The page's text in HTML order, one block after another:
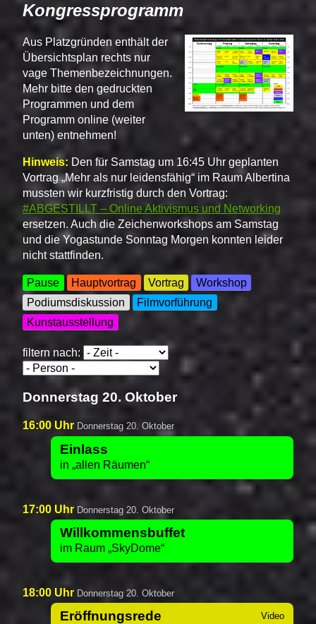
Kongressprogramm
Aus Platzgründen enthält der
Übersichtsplan rechts nur
vage Themenbezeichnungen.
Mehr bitte den gedruckten
Programmen und dem
Programm online (weiter
unten) entnehmen!
Hinweis: Den für Samstag um 16:45 Uhr geplanten
Vortrag Mehr als nur leidensfähig
im Raum Albertina
mussten wir kurzfristig durch den Vortrag:
#ABGESTILLT – Online Aktivismus und Networking
ersetzen. Auch die Zeichenworkshops am Samstag
und die Yogastunde Sonntag Morgen konnten leider
nicht stattfinden.
Pause Hauptvortrag Vortrag
Workshop
Podiumsdiskussion
Filmvorführung
Kunstausstellung
filtern nach:
Donnerstag 20. Oktober
16:00 Uhr Donnerstag 20. Oktober
Einlass
in allen Räumen
17:00 Uhr Donnerstag 20. Oktober
Willkommensbuffet
im Raum SkyDome
18:00 Uhr Donnerstag 20. Oktober
Eröffnungsrede